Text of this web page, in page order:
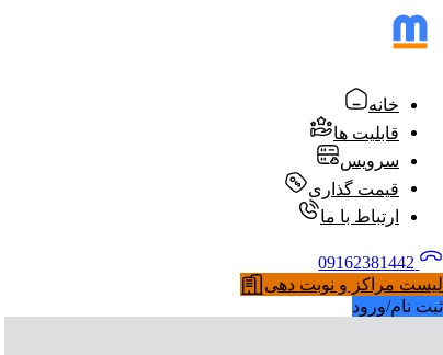
خانه
قابلیت ها
سرویس
قیمت گذاری
ارتباط با ما
لیست مراکز و نوبت دهی
ثبت نام/ورود